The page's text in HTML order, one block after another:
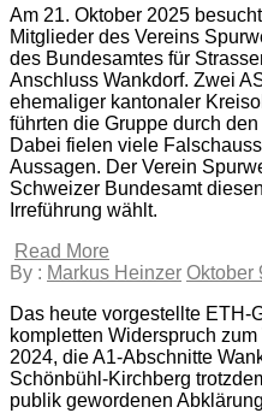
Am 21. Oktober 2025
Mitglieder des Vereins
des Bundesamtes für
Anschluss Wankdorf. Zwei
ehemaliger kantonaler
führten die Gruppe durch
Dabei fielen viele
Aussagen. Der Verein
Schweizer Bundesamt
Irreführung wählt.
Read More
By : Markus Heinzer Oktober
Das heute vorgestellte ETH-
kompletten Widerspruch
2024, die A1-Abschnitte
Schönbühl-Kirchberg
publik gewordenen